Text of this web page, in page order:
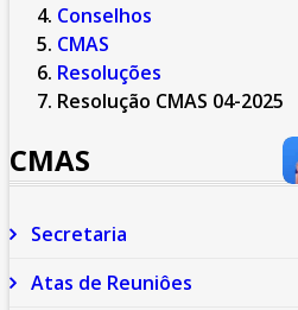
Conselhos
CMAS
Resoluções
Resolução CMAS 04-2025
CMAS
Secretaria
Atas de Reuniôes